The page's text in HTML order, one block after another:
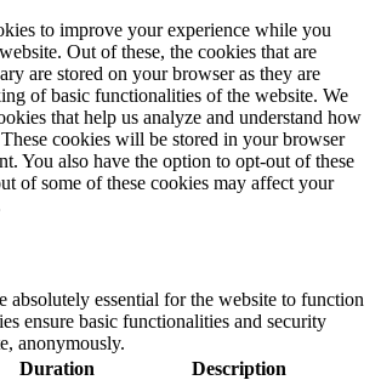
to improve your experience while you
Out of these, the cookies that are
are stored on your browser as they are
of basic functionalities of the website. We
that help us analyze and understand how
cookies will be stored in your browser
You also have the option to opt-out of these
of some of these cookies may affect your
absolutely essential for the website to function
ensure basic functionalities and security
anonymously.
Duration Description